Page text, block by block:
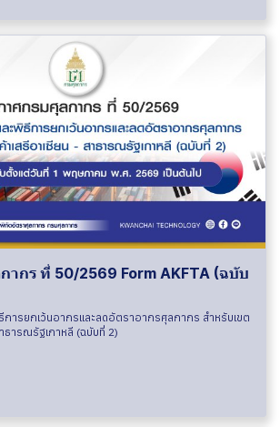
ากร ที่ 50/2569 Form AKFTA (ฉบับ
การยกเว้นอากรและลดอัตราอากรศุลกากร สำหรับเขต
ธารณรัฐเกาหลี (ฉบับที่ 2)